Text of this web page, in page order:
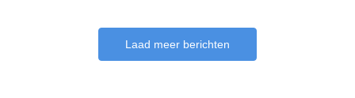
Laad meer berichten